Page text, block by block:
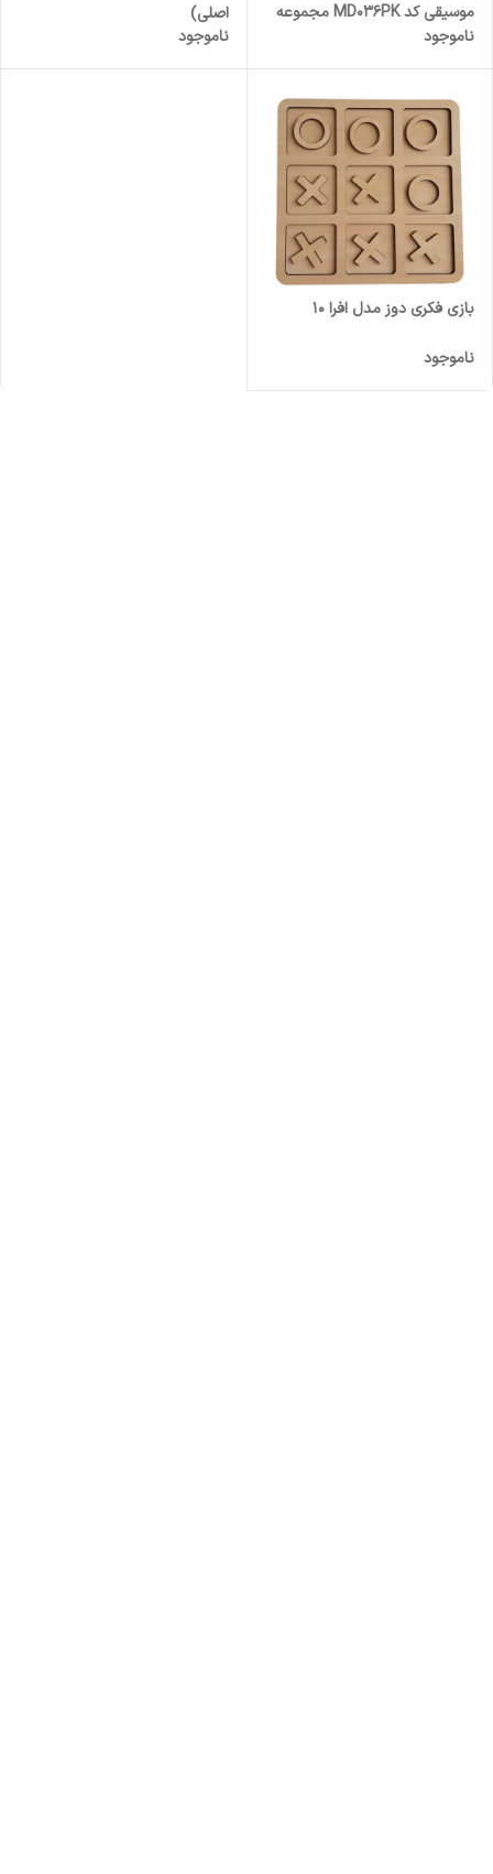
موسیقی کد MD036PK مجموعه
4 عددی
ناموجود
اصلی)
ناموجود
بازی فکری دوز مدل افرا 10
ناموجود